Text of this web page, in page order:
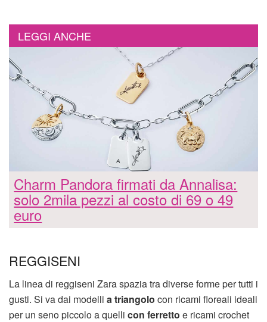
LEGGI ANCHE
Charm Pandora firmati da Annalisa:
solo 2mila pezzi al costo di 69 o 49
euro
REGGISENI
La linea di reggiseni Zara spazia tra diverse forme per tutti i
gusti. Si va dai modelli a triangolo con ricami floreali ideali
per un seno piccolo a quelli con ferretto e ricami crochet